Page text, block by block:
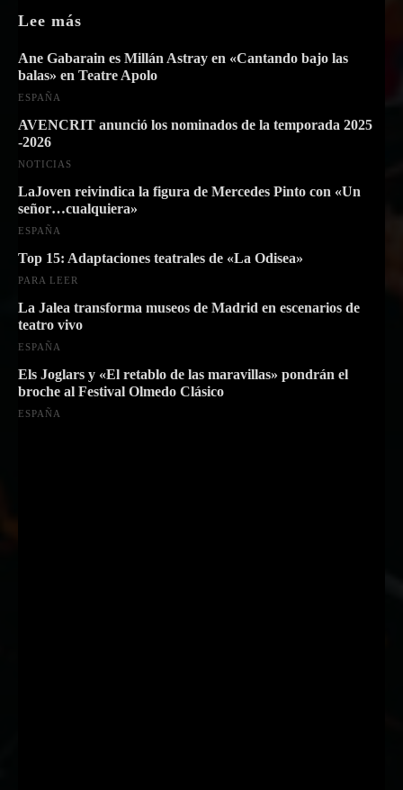
Lee más
Ane Gabarain es Millán Astray en «Cantando bajo las
balas» en Teatre Apolo
ESPAÑA
AVENCRIT anunció los nominados de la temporada 2025
-2026
NOTICIAS
LaJoven reivindica la figura de Mercedes Pinto con «Un
señor…cualquiera»
ESPAÑA
Top 15: Adaptaciones teatrales de «La Odisea»
PARA LEER
La Jalea transforma museos de Madrid en escenarios de
teatro vivo
ESPAÑA
Els Joglars y «El retablo de las maravillas» pondrán el
broche al Festival Olmedo Clásico
ESPAÑA